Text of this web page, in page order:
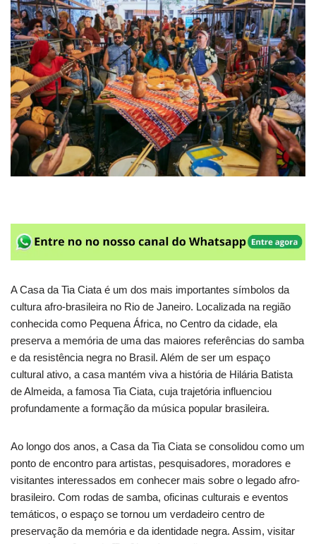
A Casa da Tia Ciata é um dos mais importantes símbolos da
cultura afro-brasileira no Rio de Janeiro. Localizada na região
conhecida como Pequena África, no Centro da cidade, ela
preserva a memória de uma das maiores referências do samba
e da resistência negra no Brasil. Além de ser um espaço
cultural ativo, a casa mantém viva a história de Hilária Batista
de Almeida, a famosa Tia Ciata, cuja trajetória influenciou
profundamente a formação da música popular brasileira.
Ao longo dos anos, a Casa da Tia Ciata se consolidou como um
ponto de encontro para artistas, pesquisadores, moradores e
visitantes interessados em conhecer mais sobre o legado afro-
brasileiro. Com rodas de samba, oficinas culturais e eventos
temáticos, o espaço se tornou um verdadeiro centro de
preservação da memória e da identidade negra. Assim, visitar